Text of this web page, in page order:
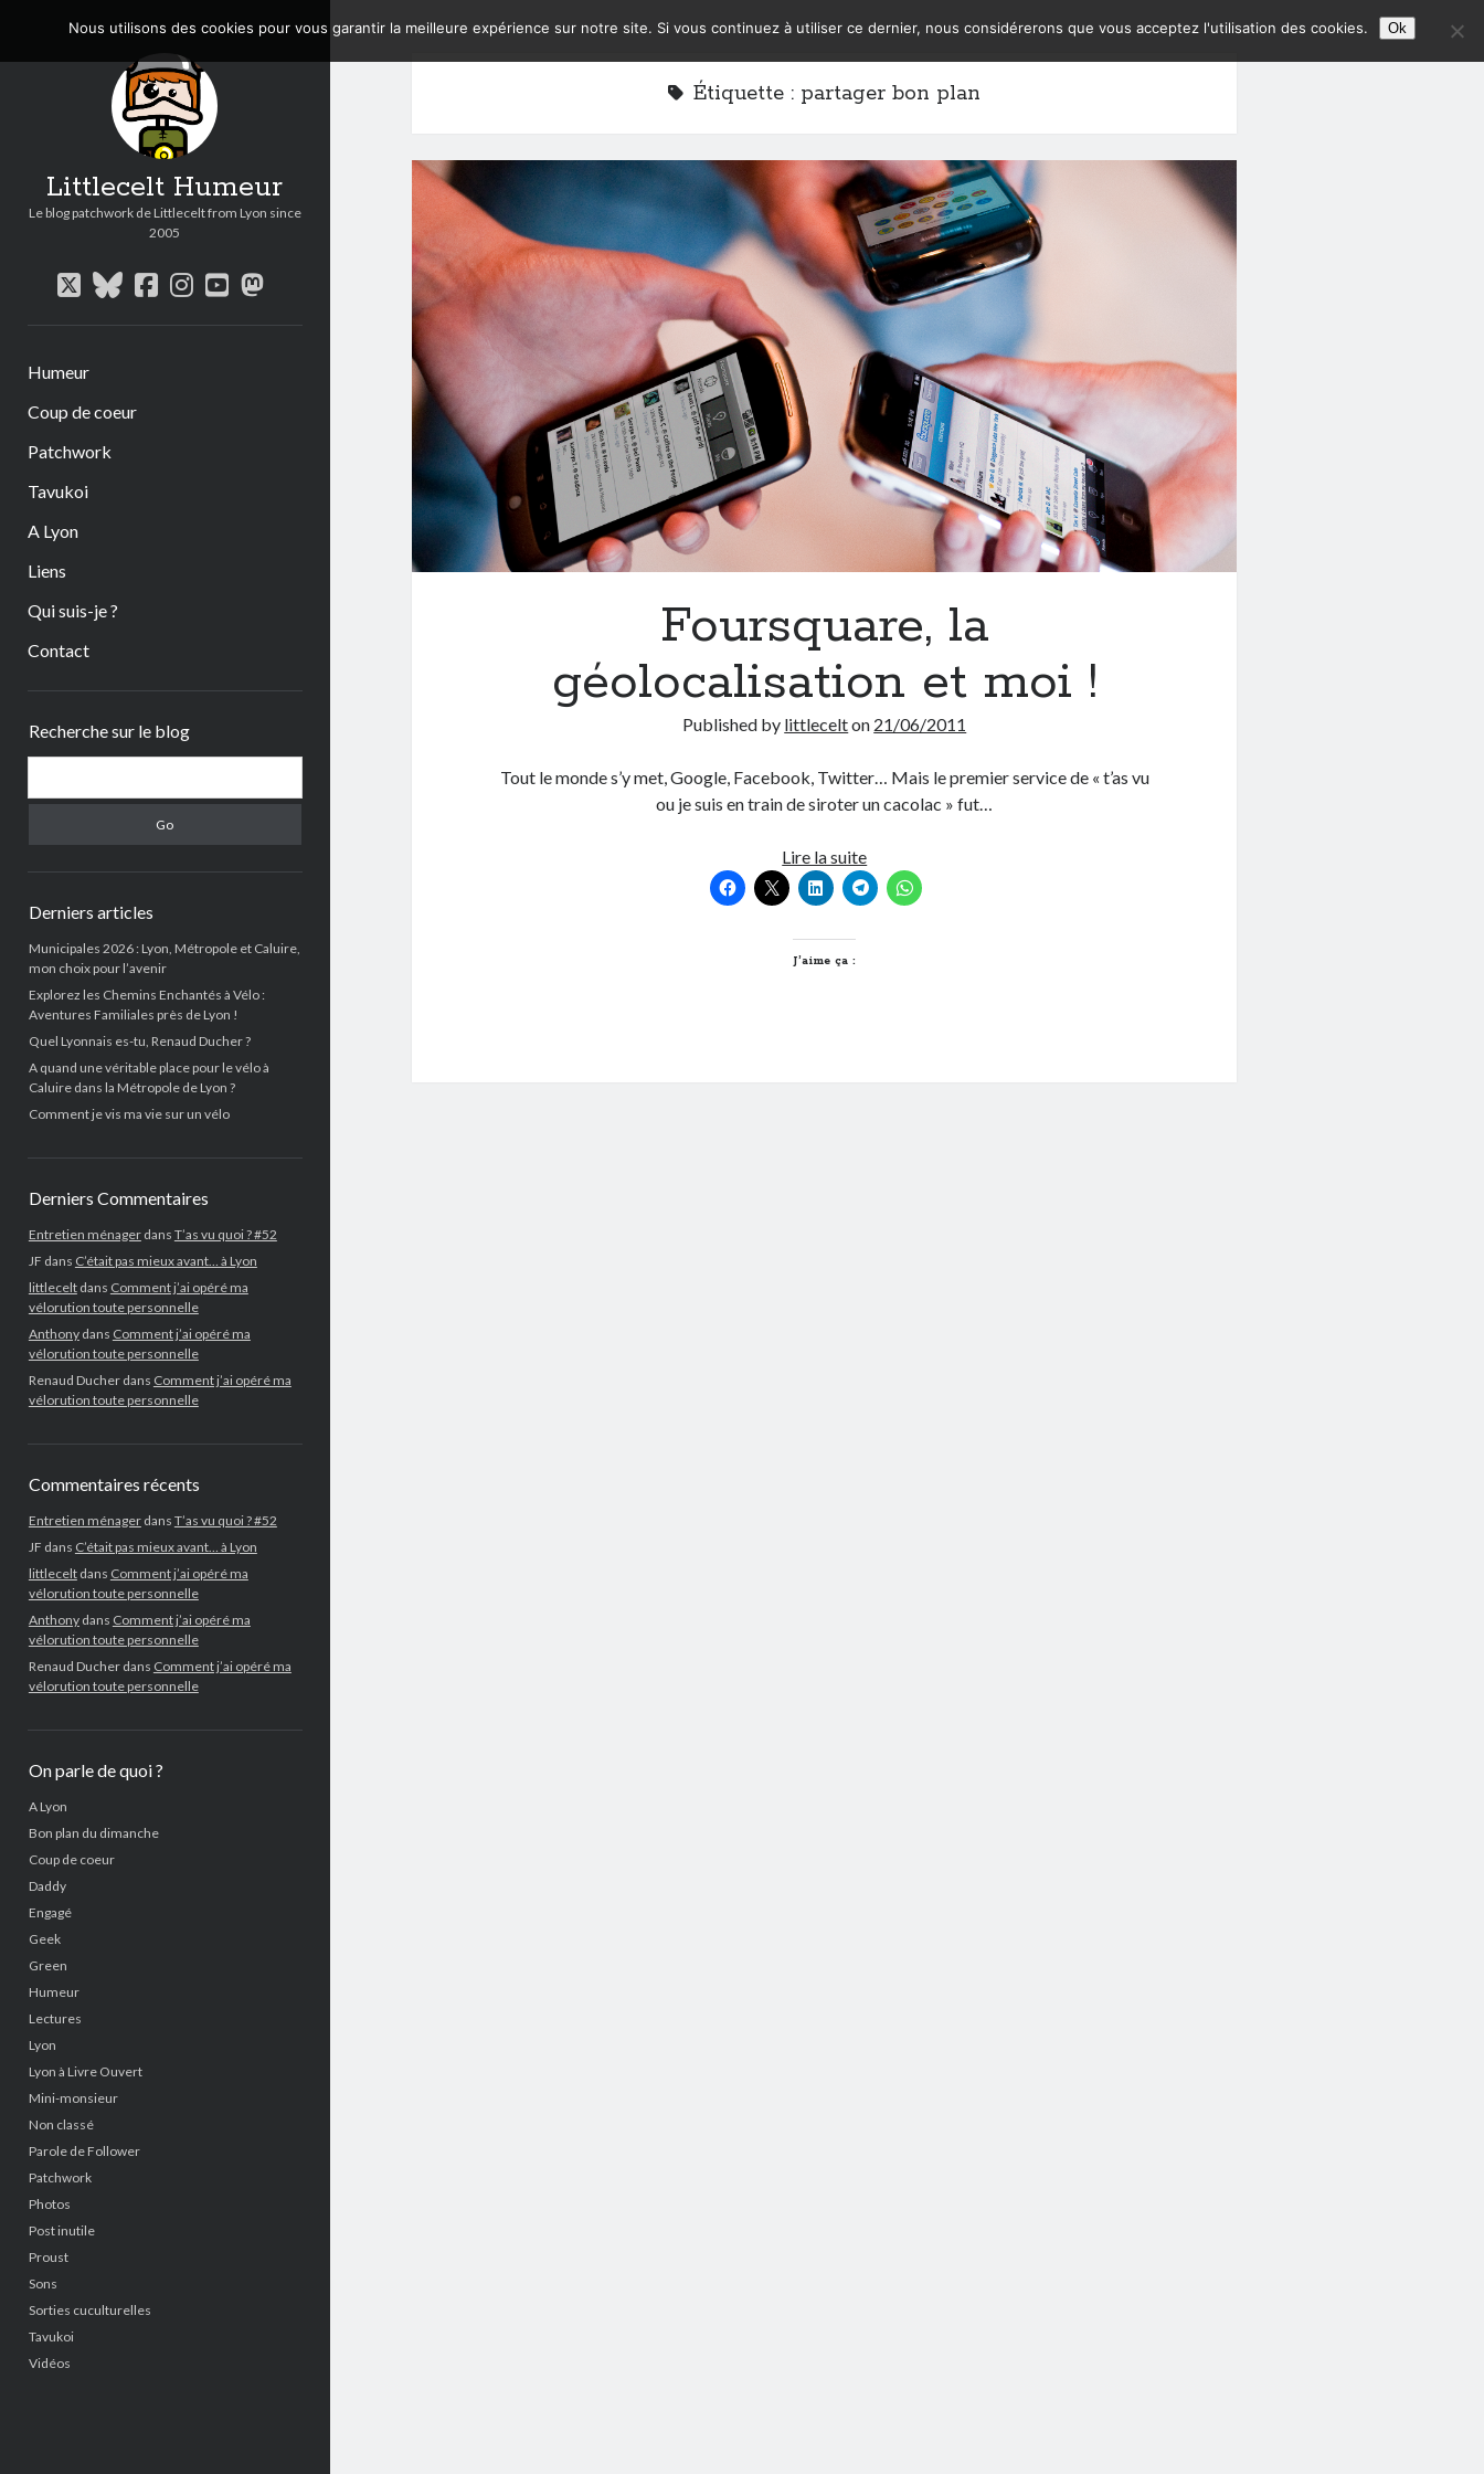
Littlecelt Humeur
Le blog patchwork de Littlecelt from Lyon since
2005
twitterbluesky
facebook
instagram
youtube
mastodon
Humeur
Coup de coeur
Patchwork
Tavukoi
A Lyon
Liens
Qui suis-je ?
Contact
Recherche sur le blog
Derniers articles
Municipales 2026 : Lyon, Métropole et Caluire,
mon choix pour l’avenir
Explorez les Chemins Enchantés à Vélo :
Aventures Familiales près de Lyon !
Quel Lyonnais es-tu, Renaud Ducher ?
A quand une véritable place pour le vélo à
Caluire dans la Métropole de Lyon ?
Comment je vis ma vie sur un vélo
Derniers Commentaires
Entretien ménagerdans T’as vu quoi ? #52
JF dans C’était pas mieux avant… à Lyon
littleceltdans Comment j’ai opéré ma
vélorution toute personnelle
Anthonydans Comment j’ai opéré ma
vélorution toute personnelle
Renaud Ducherdans Comment j’ai opéré ma
vélorution toute personnelle
Commentaires récents
Entretien ménagerdans T’as vu quoi ? #52
JF dans C’était pas mieux avant… à Lyon
littleceltdans Comment j’ai opéré ma
vélorution toute personnelle
Anthonydans Comment j’ai opéré ma
vélorution toute personnelle
Renaud Ducherdans Comment j’ai opéré ma
vélorution toute personnelle
On parle de quoi ?
A Lyon
Bon plan du dimanche
Coup de coeur
Daddy
Engagé
Geek
Green
Humeur
Lectures
Lyon
Lyon à Livre Ouvert
Mini-monsieur
Non classé
Parole de Follower
Patchwork
Photos
Post inutile
Proust
Sons
Sorties cuculturelles
Tavukoi
Vidéos
Étiquette : partager bon plan
Foursquare, la
géolocalisation et moi !
Published by littlecelton 21/06/2011
Tout le monde s’y met, Google, Facebook, Twitter… Mais le premier service de « t’as vu
ou je suis en train de siroter un cacolac » fut…
Lire la suiteFoursquare,
la
géolocalisation
J’aime ça :
Nous utilisons des cookies pour vous garantir la meilleure expérience sur notre site. Si vous continuez à utiliser ce dernier, nous considérerons que vous acceptez l'utilisation des cookies. Ok